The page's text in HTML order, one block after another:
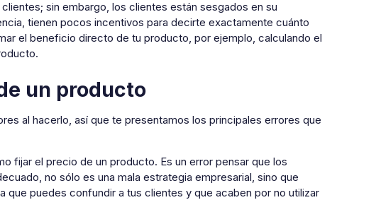
sin embargo, los clientes están sesgados en su
tienen pocos incentivos para decirte exactamente cuánto
el beneficio directo de tu producto, por ejemplo, calculando el
un producto
al hacerlo, así que te presentamos los principales errores que
fijar el precio de un producto. Es un error pensar que los
no sólo es una mala estrategia empresarial, sino que
puedes confundir a tus clientes y que acaben por no utilizar